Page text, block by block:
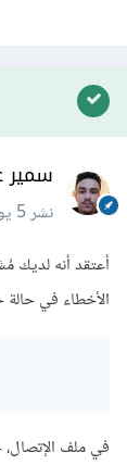
سمير
نشر5 يوليو 2021
أعتقد أنه لديك
الأخطاء في حالة
في ملف